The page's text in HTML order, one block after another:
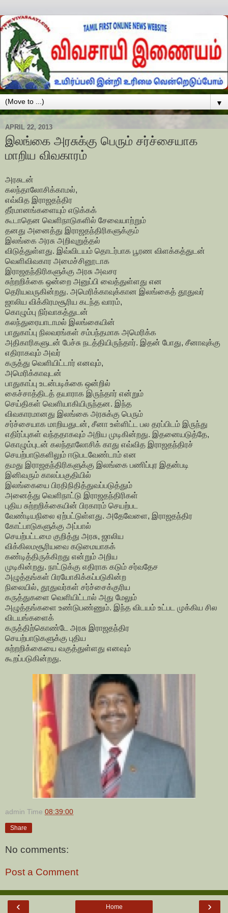
▼
APRIL 22, 2013
இலங்கை அரசுக்கு பெரும் சர்ச்சையாக
மாறிய விவகாரம்
அரசுடன்
கலந்தாலோசிக்காமல்,
எவ்வித இராஜதந்திர
தீர்மானங்களையும் எடுக்கக்
கூடாதென வெளிநாடுகளில் சேவையாற்றும்
தனது அனைத்து இராஜதந்திரிகளுக்கும்
இலங்கை அரசு அறிவுறுத்தல்
விடுத்துள்ளது. இவ்விடயம் தொடர்பாக பூரண விளக்கத்துடன்
வெளிவிவகார அமைச்சினூடாக
இராஜதந்திரிகளுக்கு அரசு அவசர
சுற்றறிக்கை ஒன்றை அனுப்பி வைத்துள்ளது என
தெரியவருகின்றது. அமெரிக்காவுக்கான இலங்கைத் தூதுவர்
ஜாலிய விக்கிரமசூரிய கடந்த வாரம்,
கொழும்பு நிர்வாகத்துடன்
கலந்துரையாடாமல் இலங்கையின்
பாதுகாப்பு நிலவரங்கள் சம்பந்தமாக அமெரிக்க
அதிகாரிகளுடன் பேச்சு நடத்தியிருந்தார். இதன் போது, சீனாவுக்கு
எதிராகவும் அவர்
கருத்து வெளியிட்டார் எனவும்,
அமெரிக்காவுடன்
பாதுகாப்பு உடன்படிக்கை ஒன்றில்
கைச்சாத்திடத் தயாராக இருந்தார் என்றும்
செய்திகள் வெளியாகியிருந்தன. இந்த
விவகாரமானது இலங்கை அரசுக்கு பெரும்
சர்ச்சையாக மாறியதுடன், சீனா உள்ளிட்ட பல தரப்பிடம் இருந்து
எதிர்ப்புகள் வந்ததாகவும் அறிய முடிகின்றது. இதனையடுத்தே,
கொழும்புடன் கலந்தாலோசிக் காது எவ்வித இராஜதந்திரச்
செயற்பாடுகளிலும் ஈடுபடவேண்டாம் என
தமது இராஜதந்திரிகளுக்கு இலங்கை பணிப்புர இதன்படி
இனிவரும் காலப்பகுதியில்
இலங்கையை பிரதிநிதித்துவப்படுத்தும்
அனைத்து வெளிநாட்டு இராஜதந்திரிகள்
புதிய சுற்றறிக்கையின் பிரகாரம் செயற்பட
வேண்டியநிலை ஏற்பட்டுள்ளது. அதேவேளை, இராஜதந்திர
கோட்பாடுகளுக்கு அப்பால்
செயற்பட்டமை குறித்து அரசு, ஜாலிய
விக்கிலமசூரியவை கடுமையாகக்
கண்டித்திருக்கிறது என்றும் அறிய
முடிகின்றது. நாட்டுக்கு எதிராக கடும் சர்வதேச
அழுத்தங்கள் பிரயோகிக்கப்படுகின்ற
நிலையில், தூதுவர்கள் சர்ச்சைக்குரிய
கருத்துகளை வெளியிட்டால் அது மேலும்
அழுத்தங்களை உண்டுபண்ணும். இந்த விடயம் உட்பட முக்கிய சில
விடயங்களைக்
கருத்திற்கொண்டே அரசு இராஜதந்திர
செயற்பாடுகளுக்கு புதிய
சுற்றறிக்கையை வகுத்துள்ளது எனவும்
கூறப்படுகின்றது.
admin Time 08:39:00
Share
No comments:
Post a Comment
‹ ›
Home